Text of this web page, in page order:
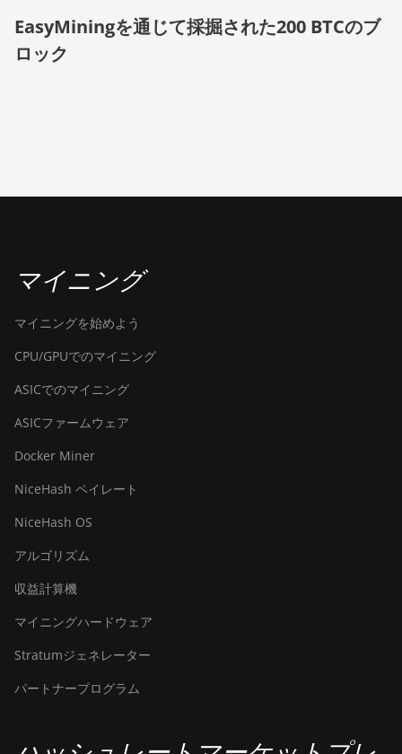
3U (1.16Ph)
BITMAIN Antminer T21 (190TH)
Baikal BK-G28
Baikal Giant X10
Baikal Giant+
Bitdeer SealMiner A2
Bitdeer SealMiner A2 Hyd
Bitdeer SealMiner A2 Pro Air
Bitdeer SealMiner A2 Pro Hyd
Bitdeer SealMiner A3 Air
Bitdeer SealMiner A3 Hydro
Bitdeer SealMiner A3 Pro Air
Bitdeer SealMiner A3 Pro
Hydro
Bitdeer SealMiner A4 Pro Air
EasyMiningを通じて採掘された200 BTCのブ
ロック
マイニング
マイニングを始めよう
CPU/GPUでのマイニング
ASICでのマイニング
ASICファームウェア
Docker Miner
NiceHash ペイレート
NiceHash OS
アルゴリズム
収益計算機
マイニングハードウェア
Stratumジェネレーター
パートナープログラム